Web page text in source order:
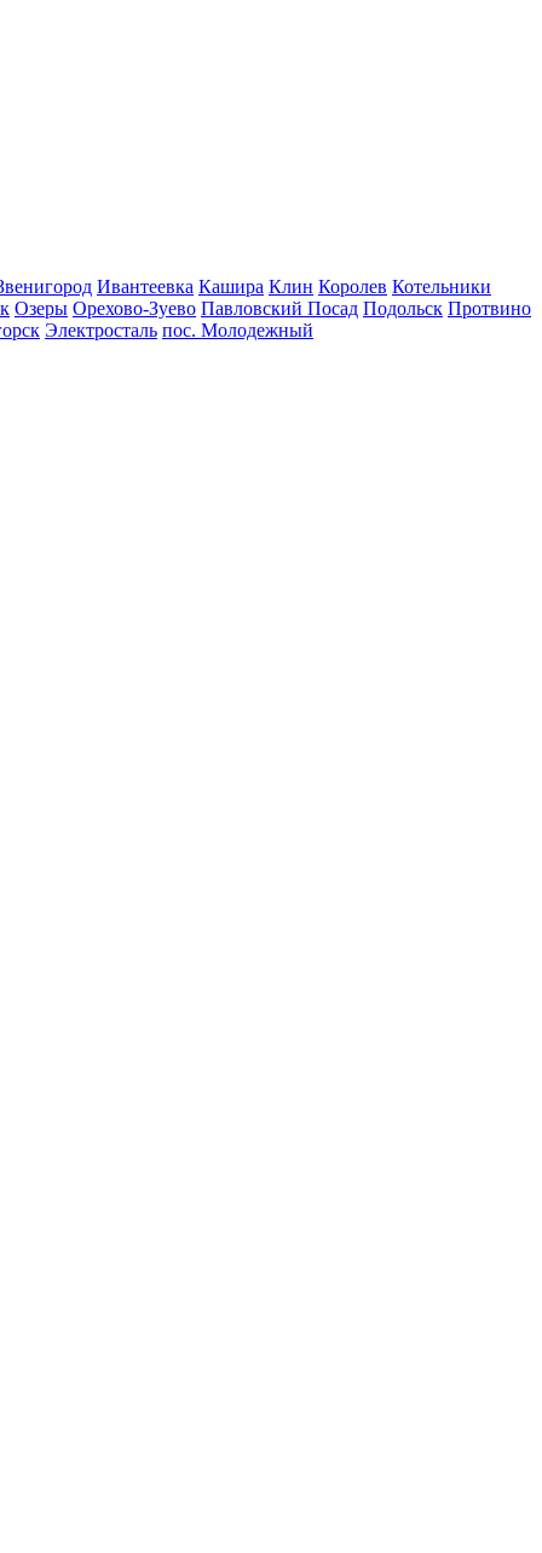
Ивантеевка Кашира Клин Королев Котельники
Озеры Орехово-Зуево Павловский Посад Подольск Протвино
Электросталь пос. Молодежный